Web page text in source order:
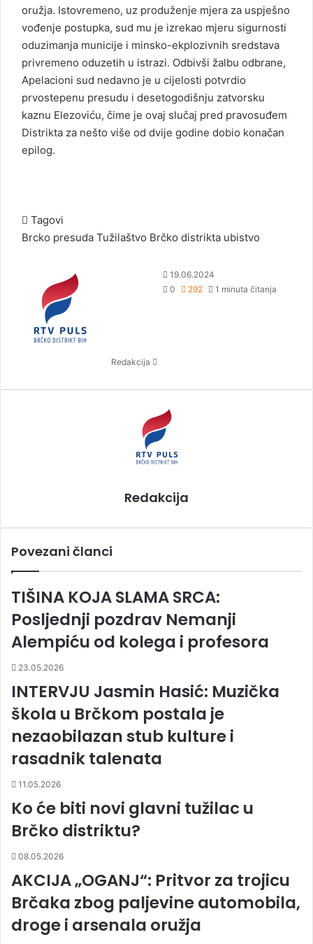
oružja. Istovremeno, uz produženje mjera za uspješno
vođenje postupka, sud mu je izrekao mjeru sigurnosti
oduzimanja municije i minsko-ekplozivnih sredstava
privremeno oduzetih u istrazi. Odbivši žalbu odbrane,
Apelacioni sud nedavno je u cijelosti potvrdio
prvostepenu presudu i desetogodišnju zatvorsku
kaznu Elezoviću, čime je ovaj slučaj pred pravosuđem
Distrikta za nešto više od dvije godine dobio konačan
epilog.
Tagovi
Brcko presuda Tužilaštvo Brčko distrikta ubistvo
Redakcija
a
19.06.2024
0
292 1 minuta čitanja
Redakcija
Povezani članci
TIŠINA KOJA SLAMA SRCA:
Posljednji pozdrav Nemanji
Alempiću od kolega i profesora
23.05.2026
INTERVJU Jasmin Hasić: Muzička
škola u Brčkom postala je
nezaobilazan stub kulture i
rasadnik talenata
11.05.2026
Ko će biti novi glavni tužilac u
Brčko distriktu?
08.05.2026
AKCIJA „OGANJ“: Pritvor za trojicu
Brčaka zbog paljevine automobila,
droge i arsenala oružja